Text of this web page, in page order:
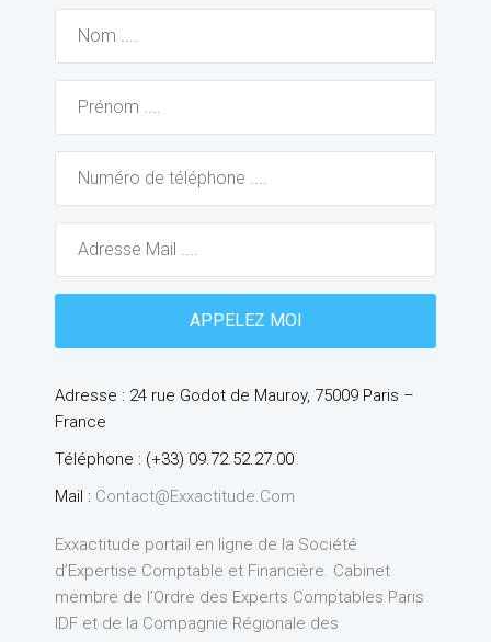
Adresse : 24 rue Godot de Mauroy, 75009 Paris –
France
Téléphone : (+33) 09.72.52.27.00
Mail : Contact@exxactitude.com
Exxactitude portail en ligne de la Société
d’Expertise Comptable et Financière. Cabinet
membre de l’Ordre des Experts Comptables Paris
IDF et de la Compagnie Régionale des